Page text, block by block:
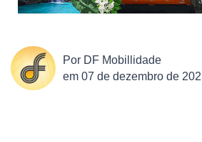
Por DF Mobillidade
em 07 de dezembro de